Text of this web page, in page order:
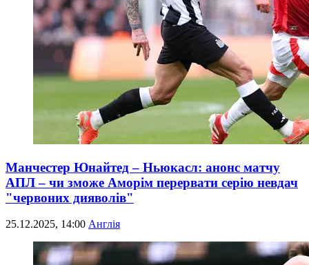
Манчестер Юнайтед – Ньюкасл: анонс матчу
АПЛ – чи зможе Аморім перервати серію невдач
"червоних дияволів"
25.12.2025, 14:00 Англія